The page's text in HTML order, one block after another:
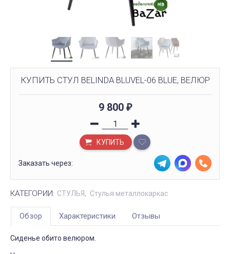
КУПИТЬ СТУЛ BELINDA BLUVEL-06 BLUE, ВЕЛЮР
9 800 ₽
КУПИТЬ
Заказать через:
КАТЕГОРИИ: СТУЛЬЯ Стулья металлокаркас
Обзор Характеристики Отзывы
Сиденье обито велюром.